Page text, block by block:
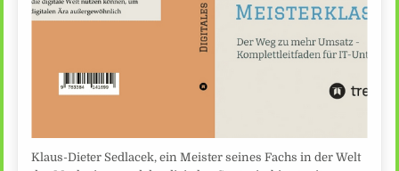
Klaus-Dieter Sedlacek, ein Meister seines Fachs in der Welt